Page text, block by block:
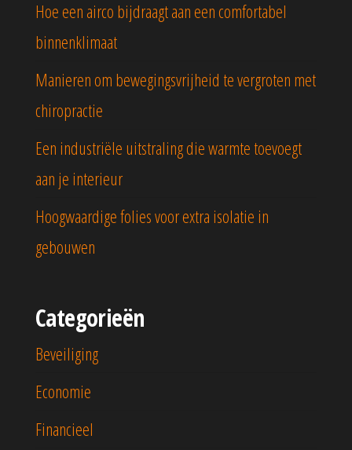
Hoe een airco bijdraagt aan een comfortabel
binnenklimaat
Manieren om bewegingsvrijheid te vergroten met
chiropractie
Een industriële uitstraling die warmte toevoegt
aan je interieur
Hoogwaardige folies voor extra isolatie in
gebouwen
Categorieën
Beveiliging
Economie
Financieel